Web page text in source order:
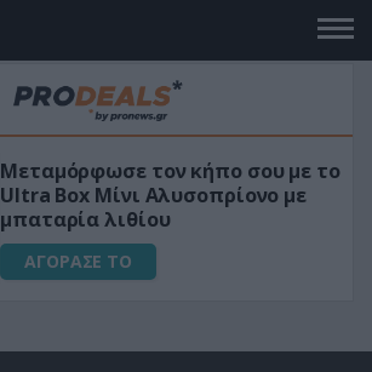
«Μαγική» φόρμουλα τριβόλι + VIP
για αύξηση της λίμπιντο
ΑΓΟΡΑΣΕ ΤΟ